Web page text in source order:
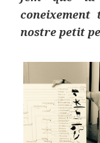
nostre petit